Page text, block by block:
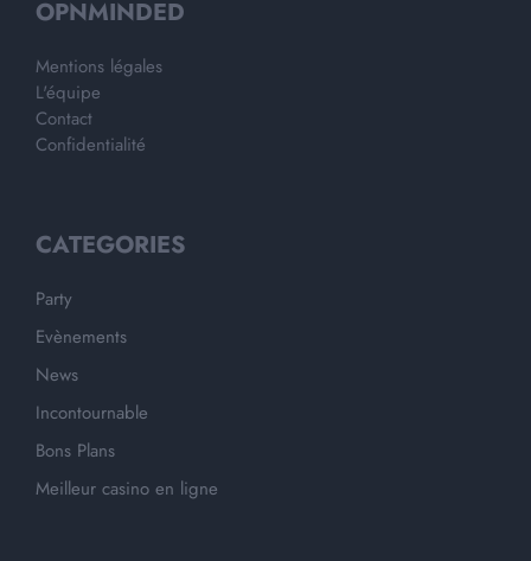
OPNMINDED
Mentions légales
L'équipe
Contact
Confidentialité
CATEGORIES
Party
Evènements
News
Incontournable
Bons Plans
Meilleur casino en ligne